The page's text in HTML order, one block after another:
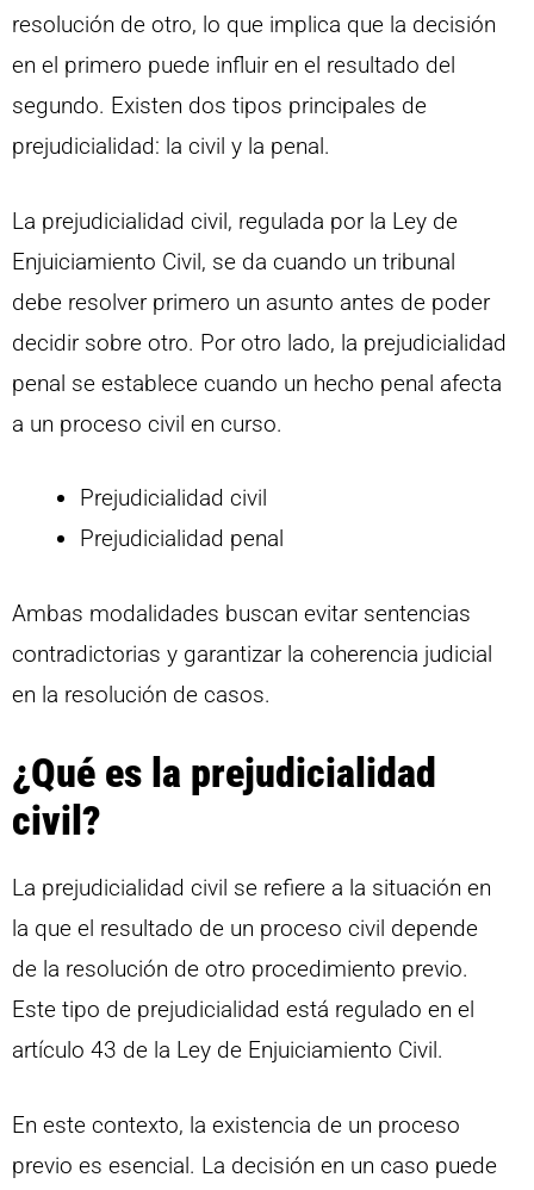
resolución de otro, lo que implica que la decisión
en el primero puede influir en el resultado del
segundo. Existen dos tipos principales de
prejudicialidad: la civil y la penal.
La prejudicialidad civil, regulada por la Ley de
Enjuiciamiento Civil, se da cuando un tribunal
debe resolver primero un asunto antes de poder
decidir sobre otro. Por otro lado, la prejudicialidad
penal se establece cuando un hecho penal afecta
a un proceso civil en curso.
Prejudicialidad civil
Prejudicialidad penal
Ambas modalidades buscan evitar sentencias
contradictorias y garantizar la coherencia judicial
en la resolución de casos.
¿Qué es la prejudicialidad
civil?
La prejudicialidad civil se refiere a la situación en
la que el resultado de un proceso civil depende
de la resolución de otro procedimiento previo.
Este tipo de prejudicialidad está regulado en el
artículo 43 de la Ley de Enjuiciamiento Civil.
En este contexto, la existencia de un proceso
previo es esencial. La decisión en un caso puede